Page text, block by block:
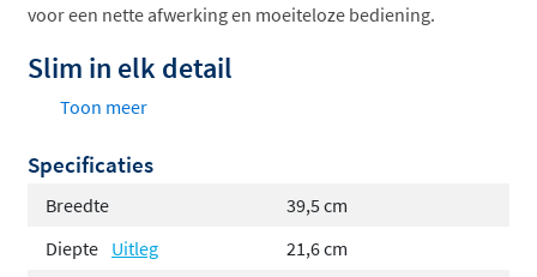
voor een nette afwerking en moeiteloze bediening.
Slim in elk detail
Deur optioneel links of rechts scharnierend,
passend bij elke indeling
afgewerkte look
Toon meer
Specificaties
Breedte
39,5 cm
Diepte Uitleg
21,6 cm